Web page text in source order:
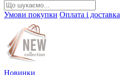
Умови покупки Оплата і доставка
Новинки